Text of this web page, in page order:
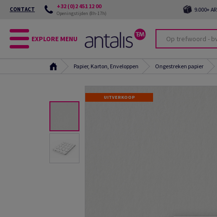
CONTACT +32 (0)2 451 12 00
Openingstijden (8h-17h) 9.000+
EXPLORE MENU
Papier, Karton, Enveloppen Ongestreken papier
UITVERKOOP